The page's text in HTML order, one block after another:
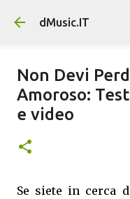
Passa
dMusic.IT
Non Devi
Amoroso:
e video
Se siete in cerca